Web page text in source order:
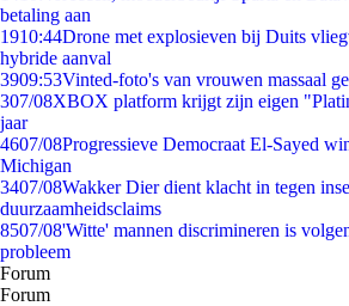
betaling aan
1910:44Drone met explosieven bij Duits
hybride aanval
3909:53Vinted-foto's van vrouwen massaal
307/08XBOX platform krijgt zijn eigen
jaar
4607/08Progressieve Democraat El-Sayed
Michigan
3407/08Wakker Dier dient klacht in tegen
duurzaamheidsclaims
8507/08'Witte' mannen discrimineren is
probleem
Forum
Forum